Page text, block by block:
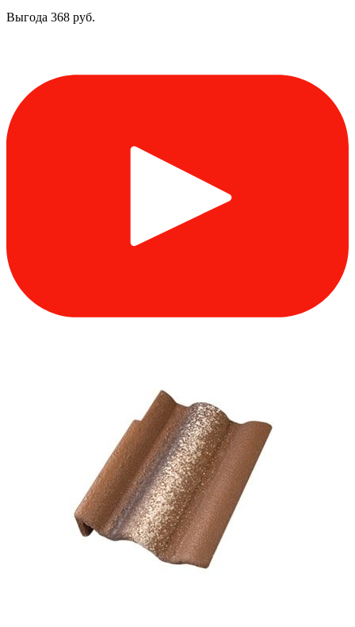
Выгода 368 руб.